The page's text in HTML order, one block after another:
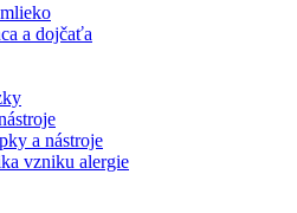
a dojčaťa
a nástroje
vzniku alergie